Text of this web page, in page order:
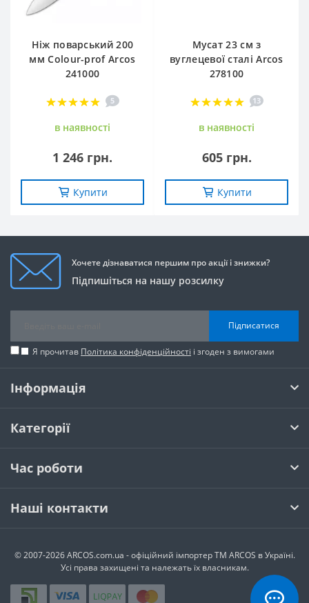
Ніж поварський 200
мм Сolour-prof Arcos
241000
5
в наявностi
1 246 грн.
Купити
Мусат 23 см з
вуглецевої сталі Arcos
278100
13
в наявностi
605 грн.
Купити
Хочете дізнаватися першим про акції і знижки?
Підпишіться на нашу розсилку
Підписатися
Я прочитав Політика конфіденційності і згоден з вимогами
Інформація
Категорії
Час роботи
Наші контакти
© 2007-2026 ARCOS.com.ua - офiцiйний iмпортер ТМ ARCOS в Україні.
Усi права захищенi та належать їх власникам.